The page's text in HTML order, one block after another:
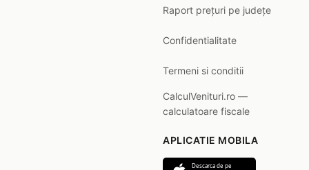
Raport prețuri pe județe
Confidentialitate
Termeni si conditii
CalculVenituri.ro —
calculatoare fiscale
APLICATIE MOBILA
Descarca de pe